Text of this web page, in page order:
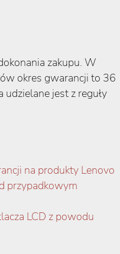
zakupu. W
okres gwarancji to 36
udzielane jest z reguły
na produkty Lenovo
przypadkowym
LCD z powodu